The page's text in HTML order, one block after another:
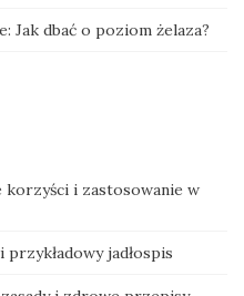
dbać o poziom żelaza?
korzyści i zastosowanie w
jadłospis